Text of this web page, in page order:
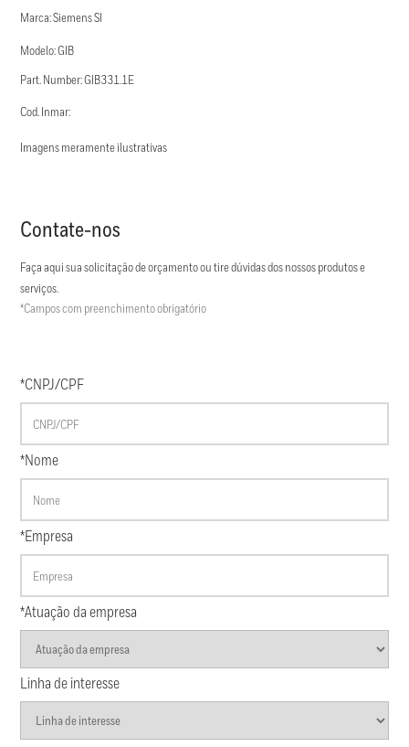
Marca: Siemens SI
Modelo: GIB
Part. Number: GIB331.1E
Cod. Inmar:
Imagens meramente ilustrativas
Contate-nos
Faça aqui sua solicitação de orçamento ou tire dúvidas dos nossos produtos e
serviços.
*Campos com preenchimento obrigatório
*CNPJ/CPF
*Nome
*Empresa
*Atuação da empresa
Linha de interesse